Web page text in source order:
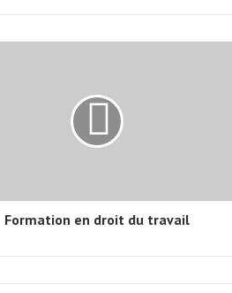
Formation en droit du travail